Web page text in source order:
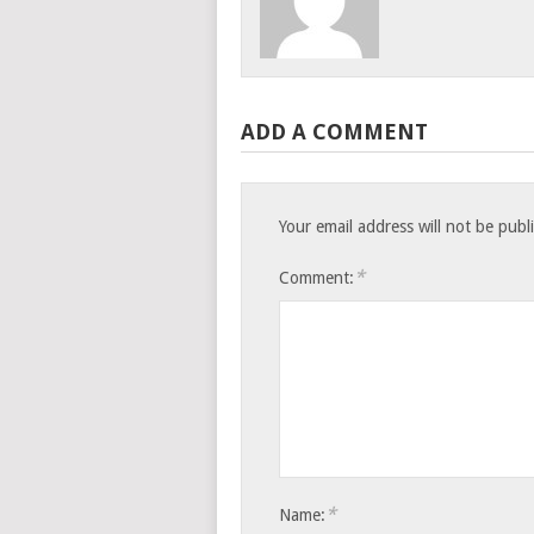
ADD A COMMENT
Your email address will not be
Comment: *
Name: *